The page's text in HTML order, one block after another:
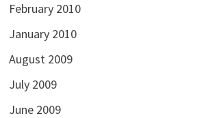
February 2010
January 2010
August 2009
July 2009
June 2009